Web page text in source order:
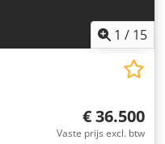
1 / 15
€ 36.500
Vaste prijs excl. btw